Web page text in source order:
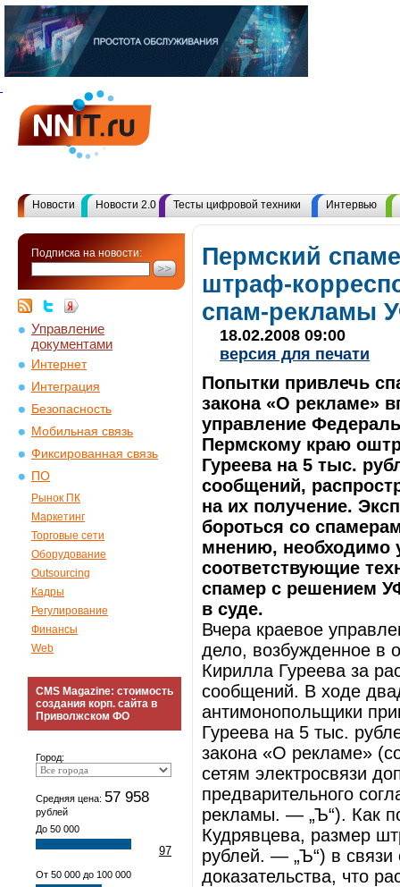
Новости Новости 2.0 Тесты цифровой техники Интервью
Подписка на новости:
Управление
документами
Интернет
Интеграция
Безопасность
Мобильная связь
Фиксированная связь
ПО
Рынок ПК
Маркетинг
Торговые сети
Оборудование
Outsourcing
Кадры
Регулирование
Финансы
Web
CMS Magazine: стоимость
создания корп. сайта в
Приволжском ФО
Город:
Средняя цена: 57 958
рублей
До 50 000
97
От 50 000 до 100 000
Пермский
штраф-
спам-рекламы
18.02.2008 09:00
версия для печати
Попытки привлечь
закона «О рекламе»
управление
Пермскому краю
Гуреева на 5 тыс.
сообщений,
на их получение.
бороться со
мнению, необходимо
соответствующие
спамер с решением
в суде.
Вчера краевое
дело, возбужденное в
Кирилла Гуреева за
сообщений. В ходе
антимонопольщики
Гуреева на 5 тыс.
закона «О рекламе»
сетям электросвязи
предварительного
рекламы. — „Ъ“). Как
Кудрявцева, размер
рублей. — „Ъ“) в связи
доказательства, что